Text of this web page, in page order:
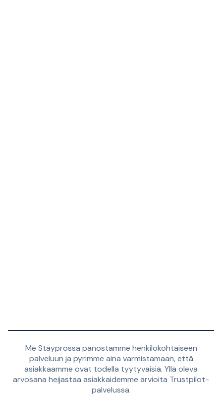
Me Stayprossa panostamme henkilökohtaiseen
palveluun ja pyrimme aina varmistamaan, että
asiakkaamme ovat todella tyytyväisiä. Yllä oleva
arvosana heijastaa asiakkaidemme arvioita Trustpilot-
palvelussa.